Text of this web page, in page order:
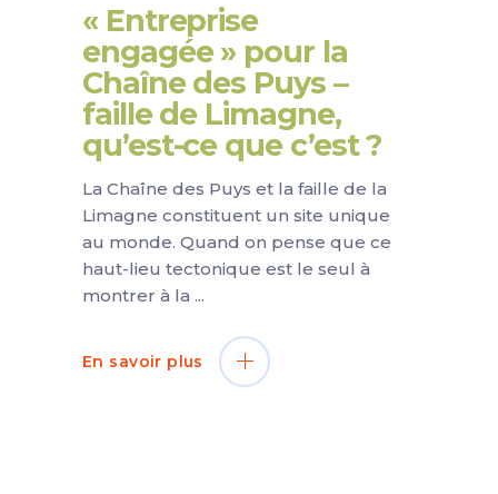
« Entreprise
engagée » pour la
Chaîne des Puys –
faille de Limagne,
qu’est-ce que c’est ?
La Chaîne des Puys et la faille de la
Limagne constituent un site unique
au monde. Quand on pense que ce
haut-lieu tectonique est le seul à
montrer à la
En savoir plus